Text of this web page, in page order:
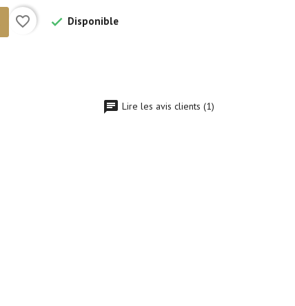
favorite_border  Disponible
Lire les avis clients (1)